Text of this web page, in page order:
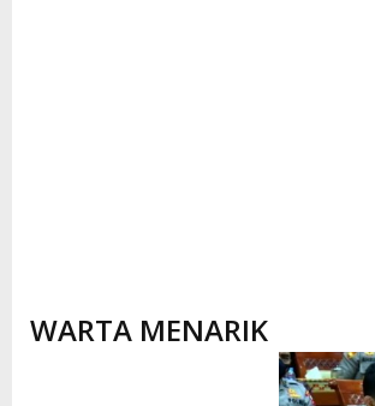
WARTA MENARIK